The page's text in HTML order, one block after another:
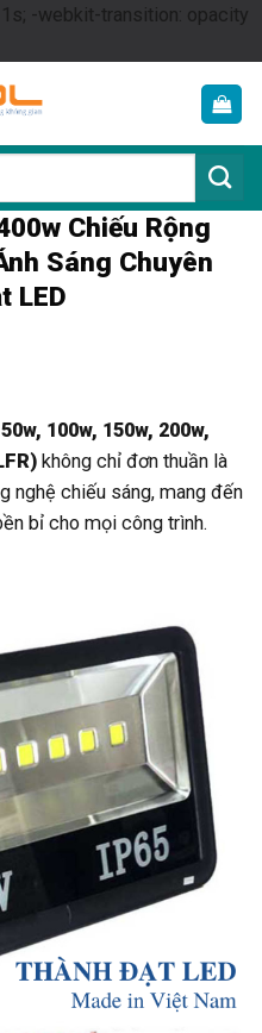
-webkit-transition: opacity
Chiếu Rộng
Sáng Chuyên
LED
100w, 150w, 200w,
không chỉ đơn thuần là
nghệ chiếu sáng, mang đến
bỉ cho mọi công trình.